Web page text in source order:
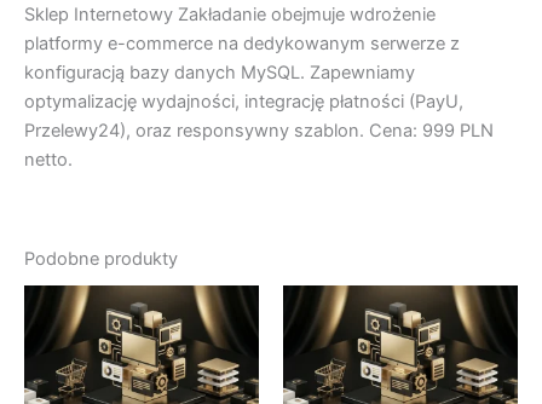
Sklep Internetowy Zakładanie obejmuje wdrożenie
platformy e-commerce na dedykowanym serwerze z
konfiguracją bazy danych MySQL. Zapewniamy
optymalizację wydajności, integrację płatności (PayU,
Przelewy24), oraz responsywny szablon. Cena: 999 PLN
netto.
Podobne produkty